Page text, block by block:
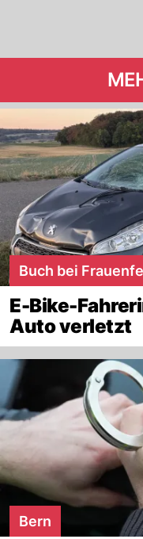
Buch bei
E-Bike-
Auto verletzt
Bern